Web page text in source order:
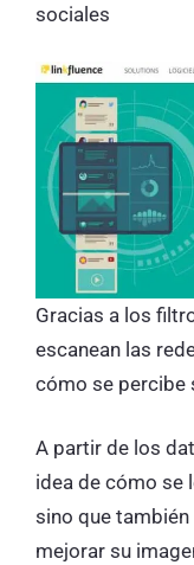
sociales
Gracias a los
escanean las
cómo se percibe
A partir de los
idea de cómo se
sino que
mejorar su